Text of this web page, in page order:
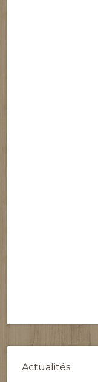
Actualités